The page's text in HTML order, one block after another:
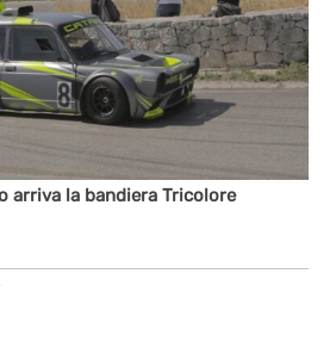
arriva la bandiera Tricolore